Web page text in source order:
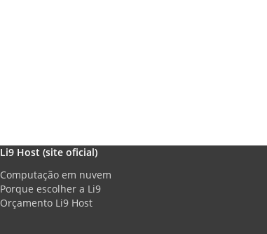
Li9 Host (site oficial)
Computação em nuvem
Porque escolher a Li9
Orçamento Li9 Host